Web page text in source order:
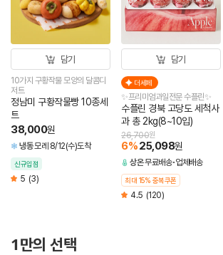
담기
10가지 구황작물 모양의 달콤디
저트
정남미 구황작물빵 10종세
트
38,000원
냉동 모레 8/12(수)도착
신규입점
5 (3)
담기
더세페
✨프리미엄과일전문 수플린✨
수플린 경북 고당도 세척사
과 총 2kg(8~10입)
6%25,098원
26,700원
상온무료배송 업체배송
최대 15% 중복쿠폰
4.5 (120)
1만의 선택